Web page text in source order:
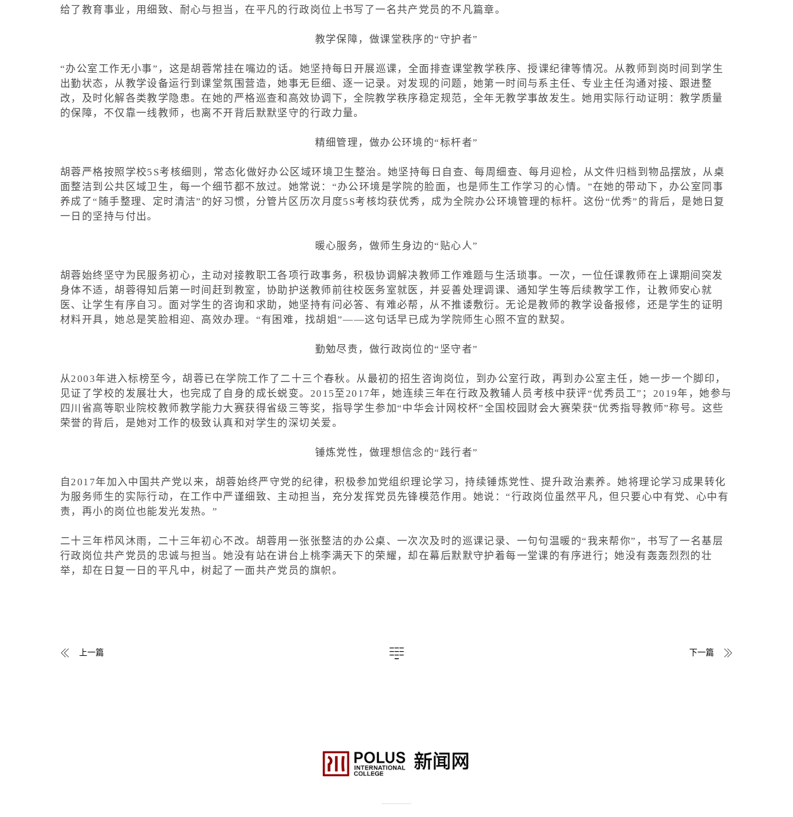
给了教育事业，用细致、耐心与担当，在平凡的行政岗位上书写了一名共产党员的不凡篇章。
教学保障，做课堂秩序的“守护者”
“办公室工作无小事”，这是胡蓉常挂在嘴边的话。她坚持每日开展巡课，全面排查课堂教学秩序、授课纪律等情况。从教师到岗时间到学生
出勤状态，从教学设备运行到课堂氛围营造，她事无巨细、逐一记录。对发现的问题，她第一时间与系主任、专业主任沟通对接、跟进整
改，及时化解各类教学隐患。在她的严格巡查和高效协调下，全院教学秩序稳定规范，全年无教学事故发生。她用实际行动证明：教学质量
的保障，不仅靠一线教师，也离不开背后默默坚守的行政力量。
精细管理，做办公环境的“标杆者”
胡蓉严格按照学校5S考核细则，常态化做好办公区域环境卫生整治。她坚持每日自查、每周细查、每月迎检，从文件归档到物品摆放，从桌
面整洁到公共区域卫生，每一个细节都不放过。她常说：“办公环境是学院的脸面，也是师生工作学习的心情。”在她的带动下，办公室同事
养成了“随手整理、定时清洁”的好习惯，分管片区历次月度5S考核均获优秀，成为全院办公环境管理的标杆。这份“优秀”的背后，是她日复
一日的坚持与付出。
暖心服务，做师生身边的“贴心人”
胡蓉始终坚守为民服务初心，主动对接教职工各项行政事务，积极协调解决教师工作难题与生活琐事。一次，一位任课教师在上课期间突发
身体不适，胡蓉得知后第一时间赶到教室，协助护送教师前往校医务室就医，并妥善处理调课、通知学生等后续教学工作，让教师安心就
医、让学生有序自习。面对学生的咨询和求助，她坚持有问必答、有难必帮，从不推诿敷衍。无论是教师的教学设备报修，还是学生的证明
材料开具，她总是笑脸相迎、高效办理。“有困难，找胡姐”——这句话早已成为学院师生心照不宣的默契。
勤勉尽责，做行政岗位的“坚守者”
从2003年进入标榜至今，胡蓉已在学院工作了二十三个春秋。从最初的招生咨询岗位，到办公室行政，再到办公室主任，她一步一个脚印，
见证了学校的发展壮大，也完成了自身的成长蜕变。2015至2017年，她连续三年在行政及教辅人员考核中获评“优秀员工”；2019年，她参与
四川省高等职业院校教师教学能力大赛获得省级三等奖，指导学生参加“中华会计网校杯”全国校园财会大赛荣获“优秀指导教师”称号。这些
荣誉的背后，是她对工作的极致认真和对学生的深切关爱。
锤炼党性，做理想信念的“践行者”
自2017年加入中国共产党以来，胡蓉始终严守党的纪律，积极参加党组织理论学习，持续锤炼党性、提升政治素养。她将理论学习成果转化
为服务师生的实际行动，在工作中严谨细致、主动担当，充分发挥党员先锋模范作用。她说：“行政岗位虽然平凡，但只要心中有党、心中有
责，再小的岗位也能发光发热。”
二十三年栉风沐雨，二十三年初心不改。胡蓉用一张张整洁的办公桌、一次次及时的巡课记录、一句句温暖的“我来帮你”，书写了一名基层
行政岗位共产党员的忠诚与担当。她没有站在讲台上桃李满天下的荣耀，却在幕后默默守护着每一堂课的有序进行；她没有轰轰烈烈的壮
举，却在日复一日的平凡中，树起了一面共产党员的旗帜。
上一篇 下一篇